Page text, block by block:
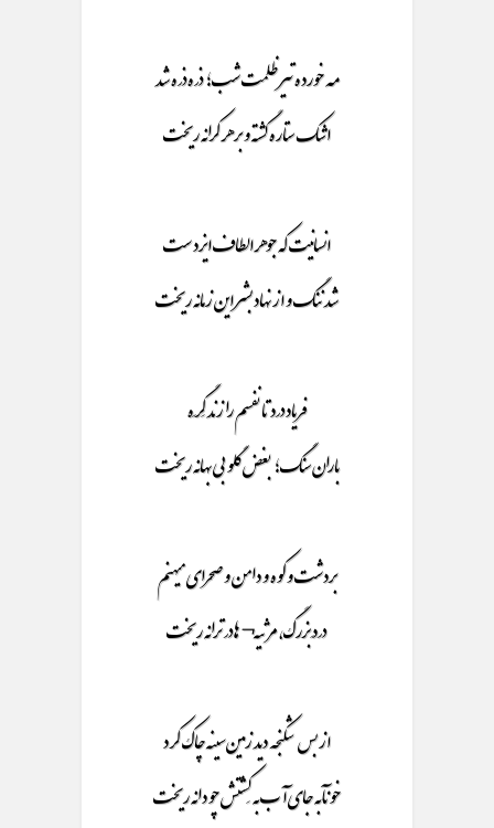
مه خورده تیر ظلمت شب؛ ذره ذره شد
اشک ستاره گشته و بر هر کرانه ریخت
انسانیت که جوهر الطاف ایزدست
شد ننگ و از نهاد بشر این زمانه ریخت
فریاد درد تا نفسم را زند گِرِه
باران سنگ؛ بغض گلو بی بهانه ریخت
بردشت و کوه و دامن و صحرای میهنم
دردِ بزرگ، مرثیه¬ها در ترانه ریخت
از بس شکنجه دید زمین سینه چاک کرد
خونآبه جای آب به کِشتش چو دانه ریخت